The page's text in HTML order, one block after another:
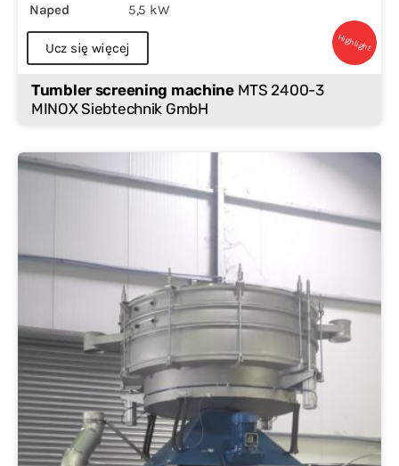
Highlight
Naped
5,5 kW
Ucz się więcej
Tumbler screening machineMTS 2400-3
MINOX Siebtechnik GmbH